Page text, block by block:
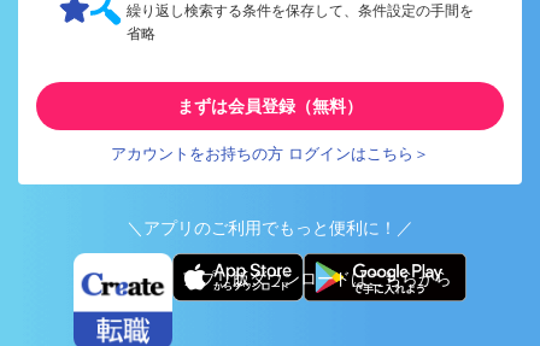
繰り返し検索する条件を保存して、条件設定の手間を
省略
まずは会員登録（無料）
アカウントをお持ちの方 ログインはこちら＞
＼アプリのご利用でもっと便利に！／
アプリ版ダウンロードはこちらから